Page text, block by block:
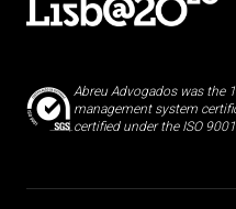
Abreu Advogados was the
management system
certified under the ISO